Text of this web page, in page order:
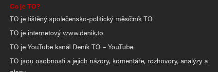
Co je TO?
TO je tištěný společensko-politický měsíčník TO
TO je internetový www.denik.to
TO je YouTube kanál Deník TO – YouTube
TO jsou osobnosti a jejich názory, komentáře, rozhovory, analýzy a